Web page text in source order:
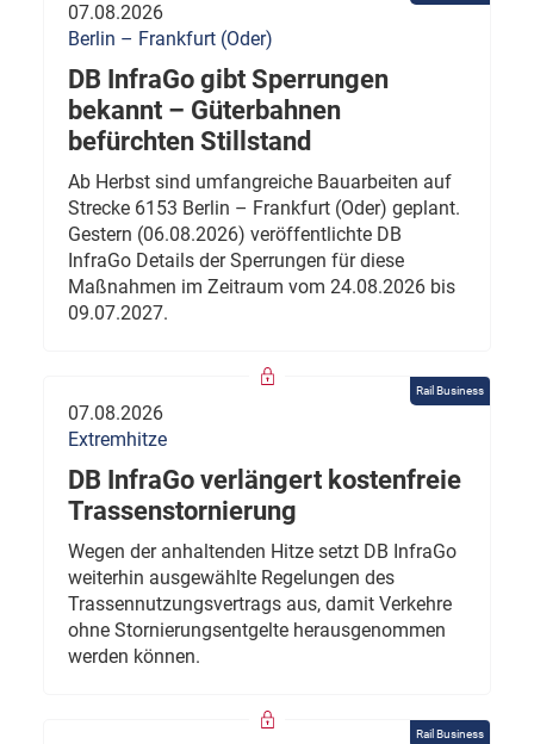
07.08.2026
Berlin – Frankfurt (Oder)
DB InfraGo gibt Sperrungen
bekannt – Güterbahnen
befürchten Stillstand
Ab Herbst sind umfangreiche Bauarbeiten auf
Strecke 6153 Berlin – Frankfurt (Oder) geplant.
Gestern (06.08.2026) veröffentlichte DB
InfraGo Details der Sperrungen für diese
Maßnahmen im Zeitraum vom 24.08.2026 bis
09.07.2027.
Rail Business
07.08.2026
Extremhitze
DB InfraGo verlängert kostenfreie
Trassenstornierung
Wegen der anhaltenden Hitze setzt DB InfraGo
weiterhin ausgewählte Regelungen des
Trassennutzungsvertrags aus, damit Verkehre
ohne Stornierungsentgelte herausgenommen
werden können.
Rail Business